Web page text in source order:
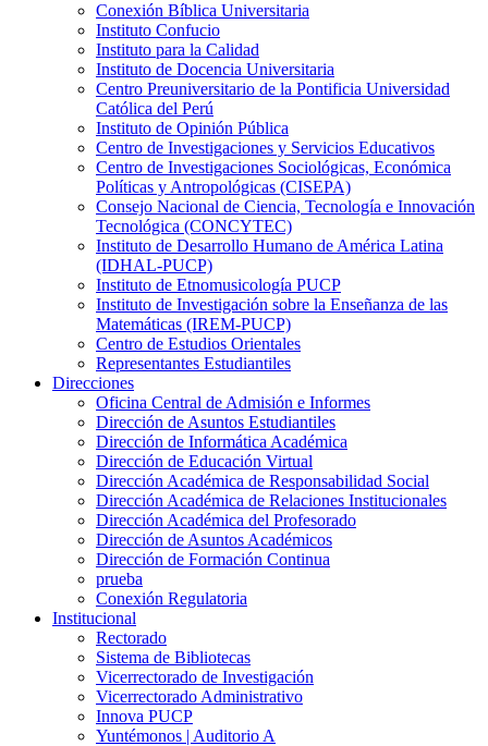
Conexión Bíblica Universitaria
Instituto Confucio
Instituto para la Calidad
Instituto de Docencia Universitaria
Centro Preuniversitario de la Pontificia Universidad
Católica del Perú
Instituto de Opinión Pública
Centro de Investigaciones y Servicios Educativos
Centro de Investigaciones Sociológicas, Económica
Políticas y Antropológicas (CISEPA)
Consejo Nacional de Ciencia, Tecnología e Innovación
Tecnológica (CONCYTEC)
Instituto de Desarrollo Humano de América Latina
(IDHAL-PUCP)
Instituto de Etnomusicología PUCP
Instituto de Investigación sobre la Enseñanza de las
Matemáticas (IREM-PUCP)
Centro de Estudios Orientales
Representantes Estudiantiles
Direcciones
Oficina Central de Admisión e Informes
Dirección de Asuntos Estudiantiles
Dirección de Informática Académica
Dirección de Educación Virtual
Dirección Académica de Responsabilidad Social
Dirección Académica de Relaciones Institucionales
Dirección Académica del Profesorado
Dirección de Asuntos Académicos
Dirección de Formación Continua
prueba
Conexión Regulatoria
Institucional
Rectorado
Sistema de Bibliotecas
Vicerrectorado de Investigación
Vicerrectorado Administrativo
Innova PUCP
Yuntémonos | Auditorio A